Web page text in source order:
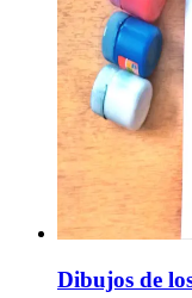
Dibujos de